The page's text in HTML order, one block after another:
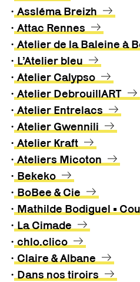
• Assléma Breizh
• Attac Rennes
• Atelier de la Baleine à
• L’Atelier bleu
• Atelier Calypso
• Atelier DebrouillART
• Atelier Entrelacs
• Atelier Gwennili
• Atelier Kraft
• Ateliers Micoton
• Bekeko
• BoBee & Cie
• Mathilde Bodiguel •
• La Cimade
• chlo.clico
• Claire & Albane
• Dans nos tiroirs